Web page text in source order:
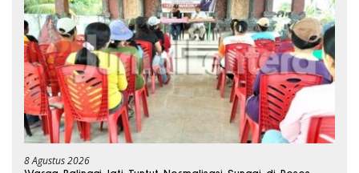
8 Agustus 2026